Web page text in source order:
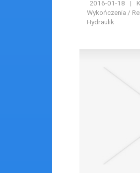
2016-01-18 |
Wykończenia /
Hydraulik